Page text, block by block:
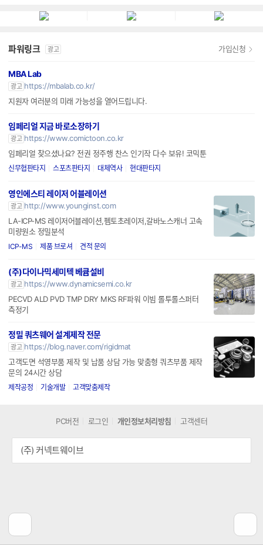
파워링크 광고 가입신청
MBA Lab
광고 https://mbalab.co.kr/
지원자 여러분의 미래 가능성을 열어드립니다.
임페리얼 지금 바로소장하기
광고 https://www.comictoon.co.kr
임페리얼 찾으셨나요? 전권 정주행 찬스 인기작 다수 보유! 코믹툰
신무협판타지 스포츠판타지 대체역사 현대판타지
영인에스티 레이저 어블레이션
광고 http://www.younginst.com
LA-ICP-MS 레이저어블레이션,펨토초레이저,갈바노스캐너 고속
미량원소 정밀분석
ICP-MS 제품 브로셔 견적 문의
(주)다이나믹세미텍 베큠설비
광고 https://www.dynamicsemi.co.kr
PECVD ALD PVD TMP DRY MKS RF파워 이빔 롤투롤스퍼터
측정기
정밀 쿼츠웨어 설계제작 전문
광고 https://blog.naver.com/rigidmat
고객도면 석영부품 제작 및 납품 상담 가능 맞춤형 쿼츠부품 제작
문의 24시간 상담
제작공정 기술개발 고객맞춤제작
PC버전 로그인 개인정보처리방침 고객센터
(주) 커넥트웨이브